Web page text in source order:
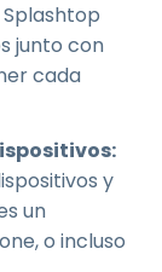
Splashtop
junto con
cada
y
un
o incluso